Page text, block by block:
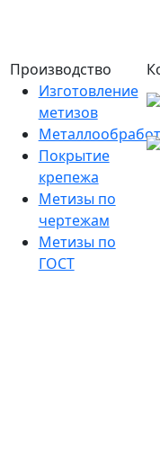
Производство
Изготовление
метизов
Покрытие
крепежа
Метизы по
чертежам
Метизы по
ГОСТ